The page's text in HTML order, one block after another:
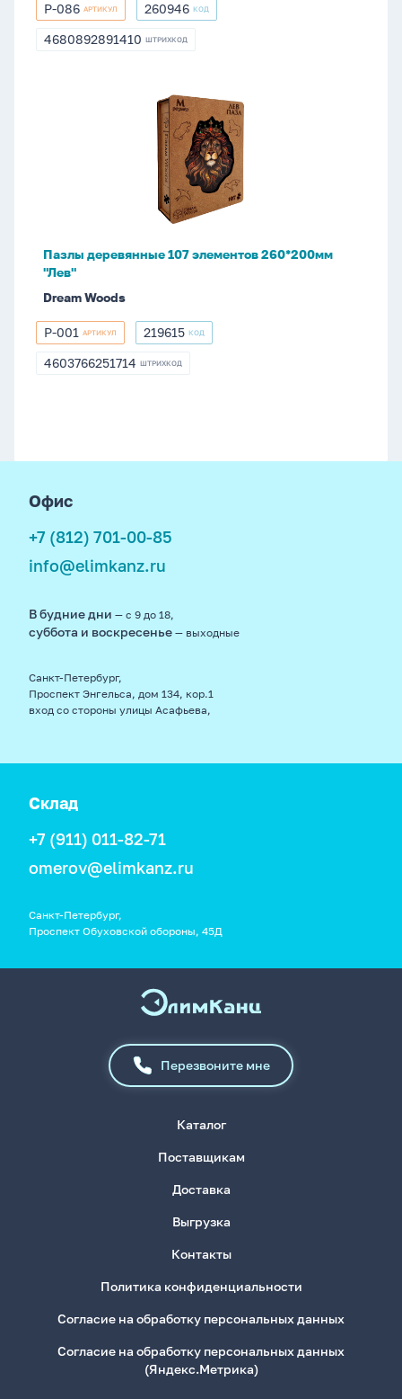
P-
086
P-086 АРТИКУЛ 260946
260946 КОД
4680892891410
4680892891410 ШТРИХКОД
Пазлы деревянные 107 элементов 260*200мм
"Лев"
Dream Woods
P-
001
P-001 АРТИКУЛ 219615
219615 КОД
4603766251714
4603766251714 ШТРИХКОД
Офис
+7 (812) 701-00-85
info@elimkanz.ru
В будние дни — с 9 до 18,
суббота и воскресенье — выходные
Санкт-Петербург,
Проспект Энгельса, дом 134, кор.1
вход со стороны улицы Асафьева,
Склад
+7 (911) 011-82-71
omerov@elimkanz.ru
Санкт-Петербург,
Проспект Обуховской обороны, 45Д
Перезвоните мне
Каталог
Поставщикам
Доставка
Выгрузка
Контакты
Политика конфиденциальности
Согласие на обработку персональных данных
Согласие на обработку персональных данных
(Яндекс.Метрика)